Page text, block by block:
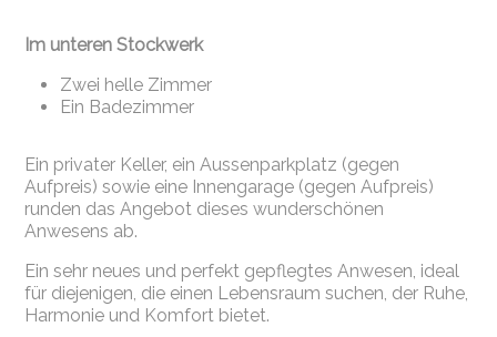
Im unteren Stockwerk
Zwei helle Zimmer
Ein Badezimmer
Ein privater Keller, ein Aussenparkplatz (gegen
Aufpreis) sowie eine Innengarage (gegen Aufpreis)
runden das Angebot dieses wunderschönen
Anwesens ab.
Ein sehr neues und perfekt gepflegtes Anwesen, ideal
für diejenigen, die einen Lebensraum suchen, der Ruhe,
Harmonie und Komfort bietet.